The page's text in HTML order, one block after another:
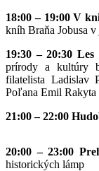
18:00 – 19:00 V
kníh Braňa Jobusa
19:30 – 20:30 Les
prírody a kultúry
filatelista Ladislav
Poľana Emil Rakyta
21:00 – 22:00
20:00 – 23:00
historických lámp